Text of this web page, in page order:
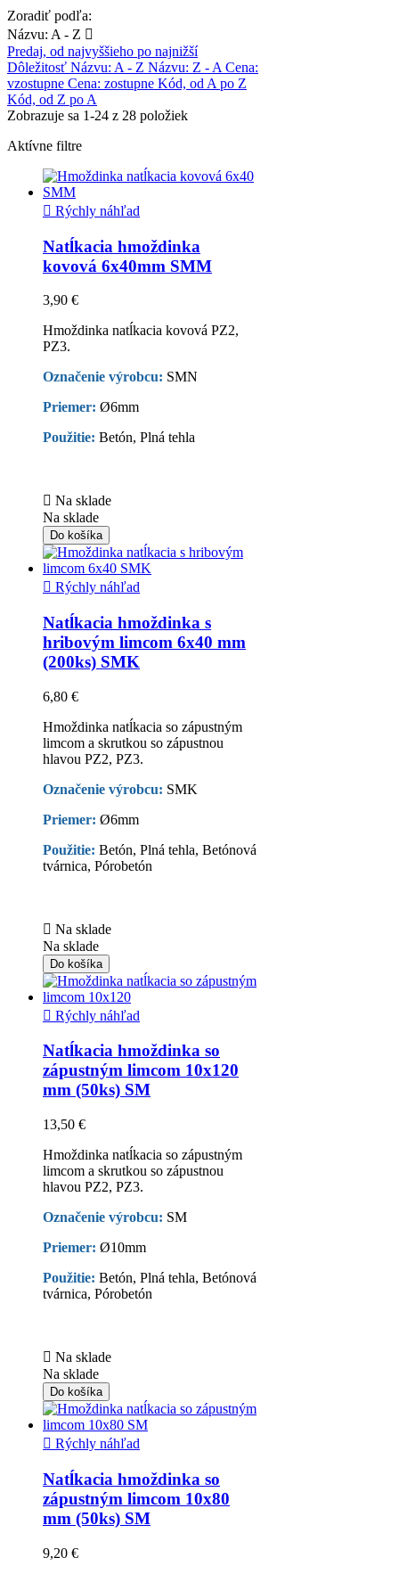
Zoradiť podľa:
Názvu: A - Z 
Predaj, od najvyššieho po najnižší
Dôležitosť Názvu: A - Z Názvu: Z - A Cena:
vzostupne Cena: zostupne Kód, od A po Z
Kód, od Z po A
Zobrazuje sa 1-24 z 28 položiek
Aktívne filtre
 Rýchly náhľad
Natĺkacia hmoždinka
kovová 6x40mm SMM
3,90 €
Hmoždinka natĺkacia kovová PZ2,
PZ3.
Označenie výrobcu: SMN
Priemer: Ø6mm
Použitie: Betón, Plná tehla
 Na sklade
Na sklade
Do košíka
 Rýchly náhľad
Natĺkacia hmoždinka s
hribovým limcom 6x40 mm
(200ks) SMK
6,80 €
Hmoždinka natĺkacia so zápustným
limcom a skrutkou so zápustnou
hlavou PZ2, PZ3.
Označenie výrobcu: SMK
Priemer: Ø6mm
Použitie: Betón, Plná tehla, Betónová
tvárnica, Pórobetón
 Na sklade
Na sklade
Do košíka
 Rýchly náhľad
Natĺkacia hmoždinka so
zápustným limcom 10x120
mm (50ks) SM
13,50 €
Hmoždinka natĺkacia so zápustným
limcom a skrutkou so zápustnou
hlavou PZ2, PZ3.
Označenie výrobcu: SM
Priemer: Ø10mm
Použitie: Betón, Plná tehla, Betónová
tvárnica, Pórobetón
 Na sklade
Na sklade
Do košíka
 Rýchly náhľad
Natĺkacia hmoždinka so
zápustným limcom 10x80
mm (50ks) SM
9,20 €